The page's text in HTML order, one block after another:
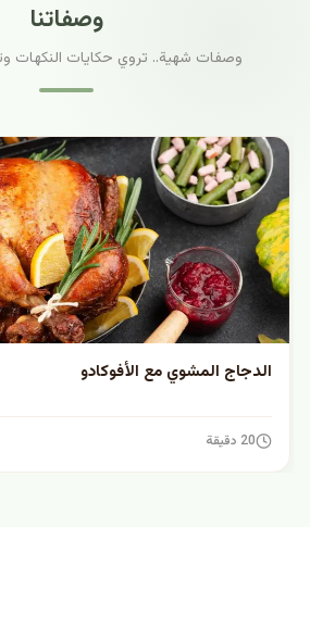
وصفاتنا
وصفات شهية.. تروي حكايات النكهات
الدجاج المشوي مع الأفوكادو
20 دقيقة